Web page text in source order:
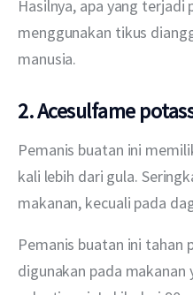
Hasilnya, apa yang terjadi
menggunakan tikus
manusia.
2. Acesulfame
Pemanis buatan ini
kali lebih dari gula.
makanan, kecuali pada
Pemanis buatan ini tahan
digunakan pada